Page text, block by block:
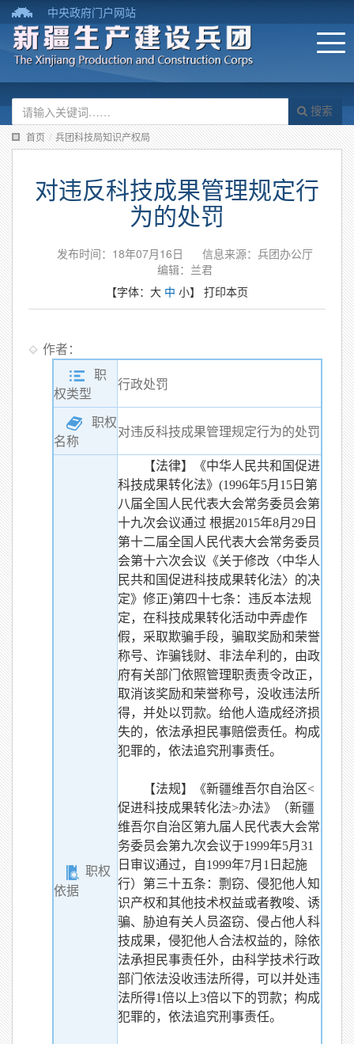
中央政府门户网站
搜索
首页 / 兵团科技局知识产权局
对违反科技成果管理规定行
为的处罚
发布时间：18年07月16日
信息来源：兵团办公厅
编辑：兰君
【字体： 大 中 小】 打印本页
作者：
职
权类型
行政处罚
职权
名称
对违反科技成果管理规定行为的处罚
职权
依据
【法律】《中华人民共和国促进
科技成果转化法》(1996年5月15日第
八届全国人民代表大会常务委员会第
十九次会议通过 根据2015年8月29日
第十二届全国人民代表大会常务委员
会第十六次会议《关于修改〈中华人
民共和国促进科技成果转化法〉的决
定》修正)第四十七条：违反本法规
定，在科技成果转化活动中弄虚作
假，采取欺骗手段，骗取奖励和荣誉
称号、诈骗钱财、非法牟利的，由政
府有关部门依照管理职责责令改正，
取消该奖励和荣誉称号，没收违法所
得，并处以罚款。给他人造成经济损
失的，依法承担民事赔偿责任。构成
犯罪的，依法追究刑事责任。
【法规】《新疆维吾尔自治区<
促进科技成果转化法>办法》（新疆
维吾尔自治区第九届人民代表大会常
务委员会第九次会议于1999年5月31
日审议通过，自1999年7月1日起施
行）第三十五条：剽窃、侵犯他人知
识产权和其他技术权益或者教唆、诱
骗、胁迫有关人员盗窃、侵占他人科
技成果，侵犯他人合法权益的，除依
法承担民事责任外，由科学技术行政
部门依法没收违法所得，可以并处违
法所得1倍以上3倍以下的罚款；构成
犯罪的，依法追究刑事责任。